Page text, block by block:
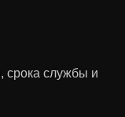
срока службы и